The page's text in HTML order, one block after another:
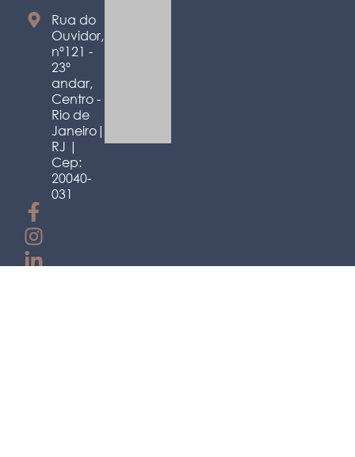
Rua do
Ouvidor,
nº121 -
23º
andar,
Centro -
Rio de
Janeiro|
RJ |
Cep:
20040-
031